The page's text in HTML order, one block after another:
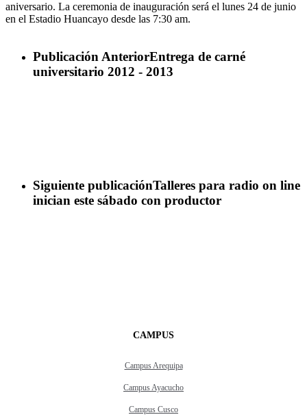
aniversario. La ceremonia de inauguración será el lunes 24 de junio
en el Estadio Huancayo desde las 7:30 am.
Publicación AnteriorEntrega de carné
universitario 2012 - 2013
Siguiente publicaciónTalleres para radio on line
inician este sábado con productor
CAMPUS
Campus Arequipa
Campus Ayacucho
Campus Cusco